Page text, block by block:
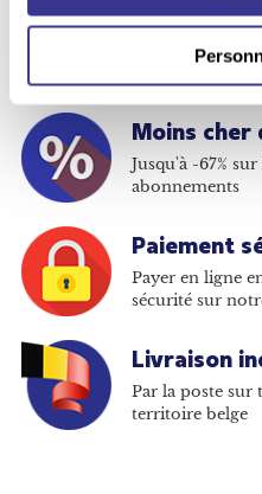
Vous avez
Plus de 380
Moins cher
Jusqu'à -67% sur
abonnements
Paiement
Payer en ligne
sécurité sur
Livraison
Par la poste sur
territoire belge